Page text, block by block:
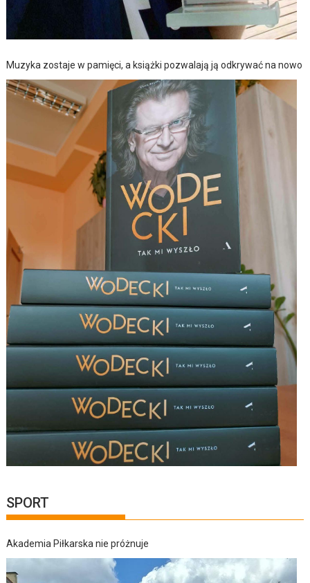
Muzyka zostaje w pamięci, a książki pozwalają ją odkrywać na nowo
SPORT
Akademia Piłkarska nie próżnuje